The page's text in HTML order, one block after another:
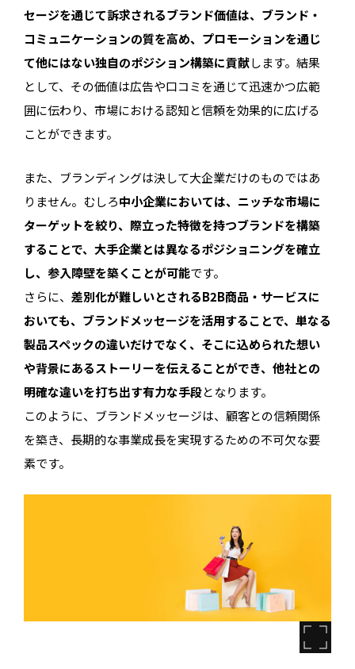
セージを通じて訴求されるブランド価値は、ブランド・
コミュニケーションの質を高め、プロモーションを通じ
て他にはない独自のポジション構築に貢献します。結果
として、その価値は広告や口コミを通じて迅速かつ広範
囲に伝わり、市場における認知と信頼を効果的に広げる
ことができます。
また、ブランディングは決して大企業だけのものではあ
りません。むしろ中小企業においては、ニッチな市場に
ターゲットを絞り、際立った特徴を持つブランドを構築
することで、大手企業とは異なるポジショニングを確立
し、参入障壁を築くことが可能です。
さらに、 差別化が難しいとされるB2B商品・サービスに
おいても、ブランドメッセージを活用することで、単なる
製品スペックの違いだけでなく、そこに込められた想い
や背景にあるストーリーを伝えることができ、他社との
明確な違いを打ち出す有力な手段となります。
このように、ブランドメッセージは、顧客との信頼関係
を築き、長期的な事業成長を実現するための不可欠な要
素です。